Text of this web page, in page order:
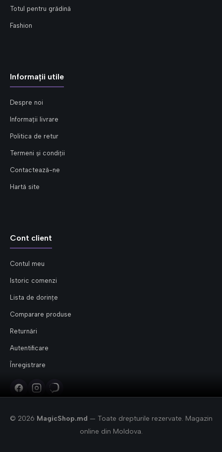
Totul pentru grădină
Fashion
Informații utile
Despre noi
Informații livrare
Politica de retur
Termeni și condiții
Contactează-ne
Hartă site
Cont client
Contul meu
Istoric comenzi
Lista de dorințe
Comparare produse
Returnări
Autentificare
Înregistrare
© 2026 MagicShop.md — Toate drepturile rezervate. Magazin
online din Moldova.